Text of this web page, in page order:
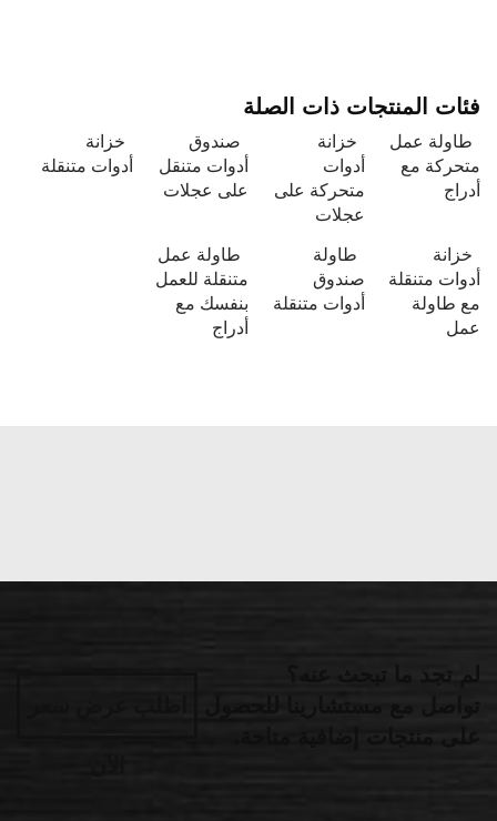
فئات المنتجات ذات الصلة
طاولة عمل
متحركة مع
أدراج
خزانة
أدوات
متحركة على
عجلات
صندوق
أدوات متنقل
على عجلات
خزانة
أدوات متنقلة
خزانة
أدوات متنقلة
مع طاولة
عمل
طاولة
صندوق
أدوات متنقلة
طاولة عمل
متنقلة للعمل
بنفسك مع
أدراج
لم تجد ما تبحث عنه؟